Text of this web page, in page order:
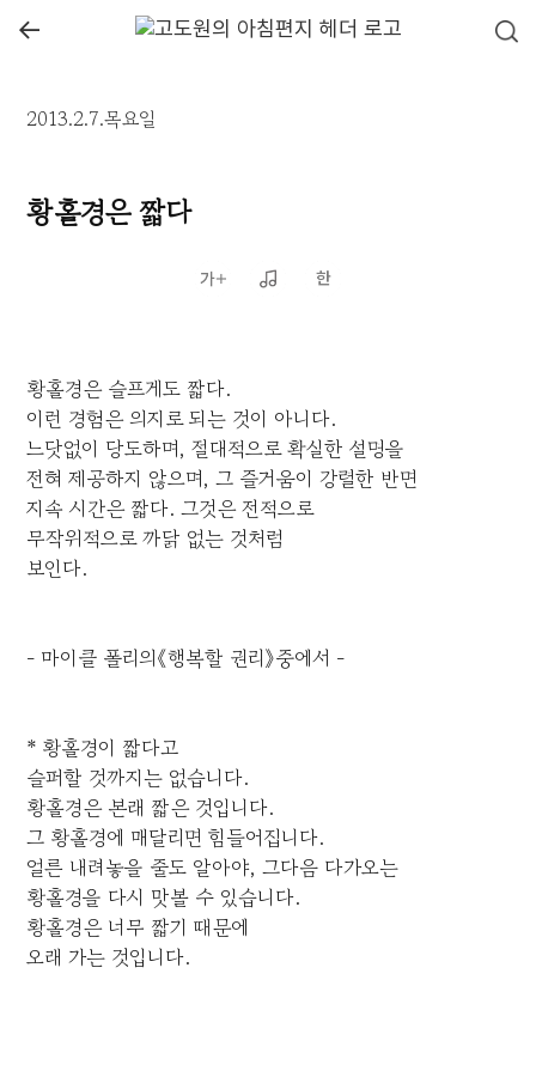
←
2013.2.7.목요일
황홀경은 짧다
황홀경은 슬프게도 짧다.
이런 경험은 의지로 되는 것이 아니다.
느닷없이 당도하며, 절대적으로 확실한 설명을
전혀 제공하지 않으며, 그 즐거움이 강렬한 반면
지속 시간은 짧다. 그것은 전적으로
무작위적으로 까닭 없는 것처럼
보인다.
- 마이클 폴리의《행복할 권리》중에서 -
* 황홀경이 짧다고
슬퍼할 것까지는 없습니다.
황홀경은 본래 짧은 것입니다.
그 황홀경에 매달리면 힘들어집니다.
얼른 내려놓을 줄도 알아야, 그다음 다가오는
황홀경을 다시 맛볼 수 있습니다.
황홀경은 너무 짧기 때문에
오래 가는 것입니다.